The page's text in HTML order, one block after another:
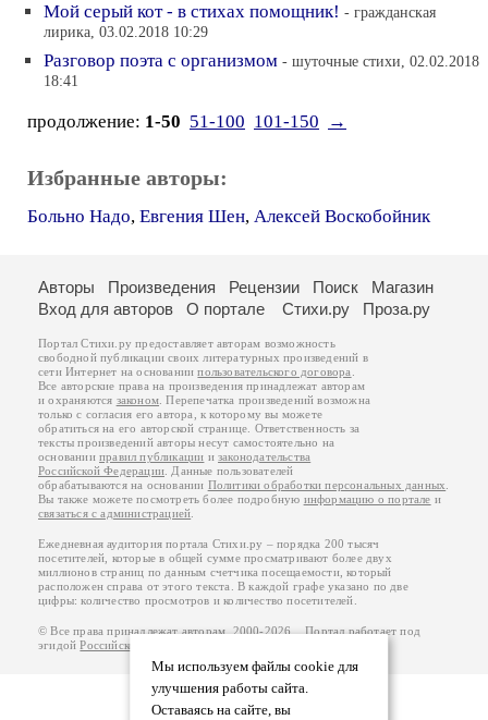
Мой серый кот - в стихах помощник! - гражданская
лирика, 03.02.2018 10:29
Разговор поэта с организмом - шуточные стихи, 02.02.2018
18:41
продолжение: 1-50 51-100 101-150 →
Избранные авторы:
Больно Надо, Евгения Шен, Алексей Воскобойник
Мы используем файлы cookie для
улучшения работы сайта.
Оставаясь на сайте, вы
Авторы Произведения Рецензии Поиск
Магазин
Вход для авторов
О портале Стихи.ру Проза.ру
Портал Стихи.ру предоставляет авторам возможность
свободной публикации своих литературных произведений в
сети Интернет на основаниипользовательского договора
Все авторские права на произведения принадлежат авторам
и охраняются законом . Перепечатка произведений возможна
только с согласия его автора, к которому вы можете
обратиться на его авторской странице. Ответственность за
тексты произведений авторы несут самостоятельно на
основанииправил публикации изаконодательства
Российской Федерации . Данные пользователей
обрабатываются на основании Политики обработки персональных данных
Вы также можете посмотреть более подробную информацию о портале и
связаться с администрацией
Ежедневная аудитория портала Стихи.ру – порядка 200 тысяч
посетителей, которые в общей сумме просматривают более двух
миллионов страниц по данным счетчика посещаемости, который
расположен справа от этого текста. В каждой графе указано по две
цифры: количество просмотров и количество посетителей.
© Все права принадлежат авторам, 2000-2026. Портал работает под
эгидойРоссийского союза писателей